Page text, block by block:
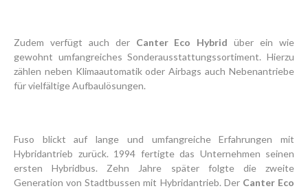
Zudem verfügt auch der Canter Eco Hybrid über ein wie
gewohnt umfangreiches Sonderausstattungssortiment. Hierzu
zählen neben Klimaautomatik oder Airbags auch Nebenantriebe
für vielfältige Aufbaulösungen.
Fuso blickt auf lange und umfangreiche Erfahrungen mit
Hybridantrieb zurück. 1994 fertigte das Unternehmen seinen
ersten Hybridbus. Zehn Jahre später folgte die zweite
Generation von Stadtbussen mit Hybridantrieb. Der Canter Eco